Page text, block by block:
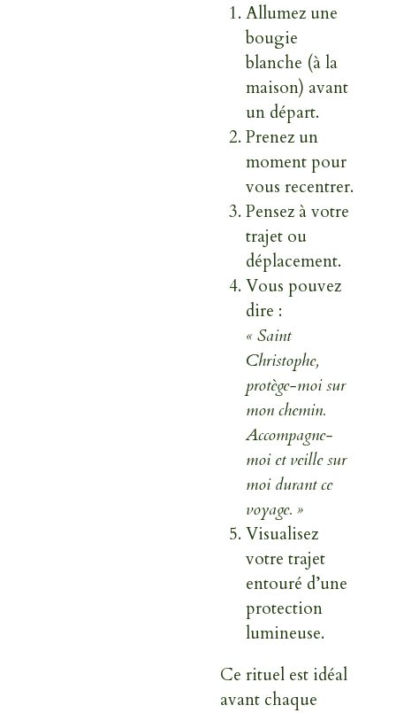
Allumez une
bougie
blanche (à la
maison) avant
un départ.
Prenez un
moment pour
vous recentrer.
Pensez à votre
trajet ou
déplacement.
Vous pouvez
dire :
« Saint
Christophe,
protège-moi sur
mon chemin.
Accompagne-
moi et veille sur
moi durant ce
voyage. »
Visualisez
votre trajet
entouré d’une
protection
lumineuse.
Ce rituel est idéal
avant chaque